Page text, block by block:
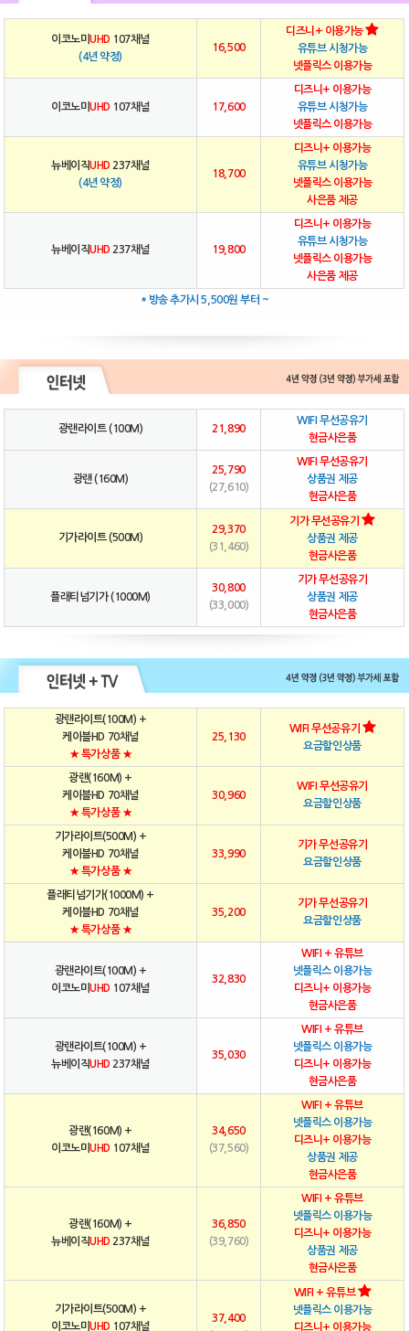
이코노미UHD 107채널
(4년 약정)
16,500
디즈니+ 이용가능
유튜브 시청가능
넷플릭스 이용가능
이코노미UHD 107채널 17,600
디즈니+ 이용가능
유튜브 시청가능
넷플릭스 이용가능
뉴베이직UHD 237채널
(4년 약정)
18,700
디즈니+ 이용가능
유튜브 시청가능
넷플릭스 이용가능
사은품 제공
뉴베이직UHD 237채널 19,800
디즈니+ 이용가능
유튜브 시청가능
넷플릭스 이용가능
사은품 제공
* 방송 추가시 5,500원 부터 ~
광랜라이트 (100M) 21,890
WIFI 무선공유기
현금사은품
광랜 (160M)
25,790
(27,610)
WIFI 무선공유기
상품권 제공
현금사은품
기가라이트 (500M)
29,370
(31,460)
기가 무선공유기
상품권 제공
현금사은품
플래티넘기가 (1000M)
30,800
(33,000)
기가 무선공유기
상품권 제공
현금사은품
광랜라이트(100M) +
케이블HD 70채널
★ 특가상품 ★
25,130
WIFI 무선공유기
요금할인상품
광랜(160M) +
케이블HD 70채널
★ 특가상품 ★
30,960
WIFI 무선공유기
요금할인상품
기가라이트(500M) +
케이블HD 70채널
★ 특가상품 ★
33,990
기가 무선공유기
요금할인상품
플래티넘기가(1000M) +
케이블HD 70채널
★ 특가상품 ★
35,200
기가 무선공유기
요금할인상품
광랜라이트(100M) +
이코노미UHD 107채널
32,830
WIFI + 유튜브
넷플릭스 이용가능
디즈니+ 이용가능
현금사은품
광랜라이트(100M) +
뉴베이직UHD 237채널
35,030
WIFI + 유튜브
넷플릭스 이용가능
디즈니+ 이용가능
현금사은품
광랜(160M) +
이코노미UHD 107채널
34,650
(37,560)
WIFI + 유튜브
넷플릭스 이용가능
디즈니+ 이용가능
상품권 제공
현금사은품
광랜(160M) +
뉴베이직UHD 237채널
36,850
(39,760)
WIFI + 유튜브
넷플릭스 이용가능
디즈니+ 이용가능
상품권 제공
현금사은품
기가라이트(500M) +
이코노미UHD 107채널
37,400
WIFI + 유튜브
넷플릭스 이용가능
디즈니+ 이용가능